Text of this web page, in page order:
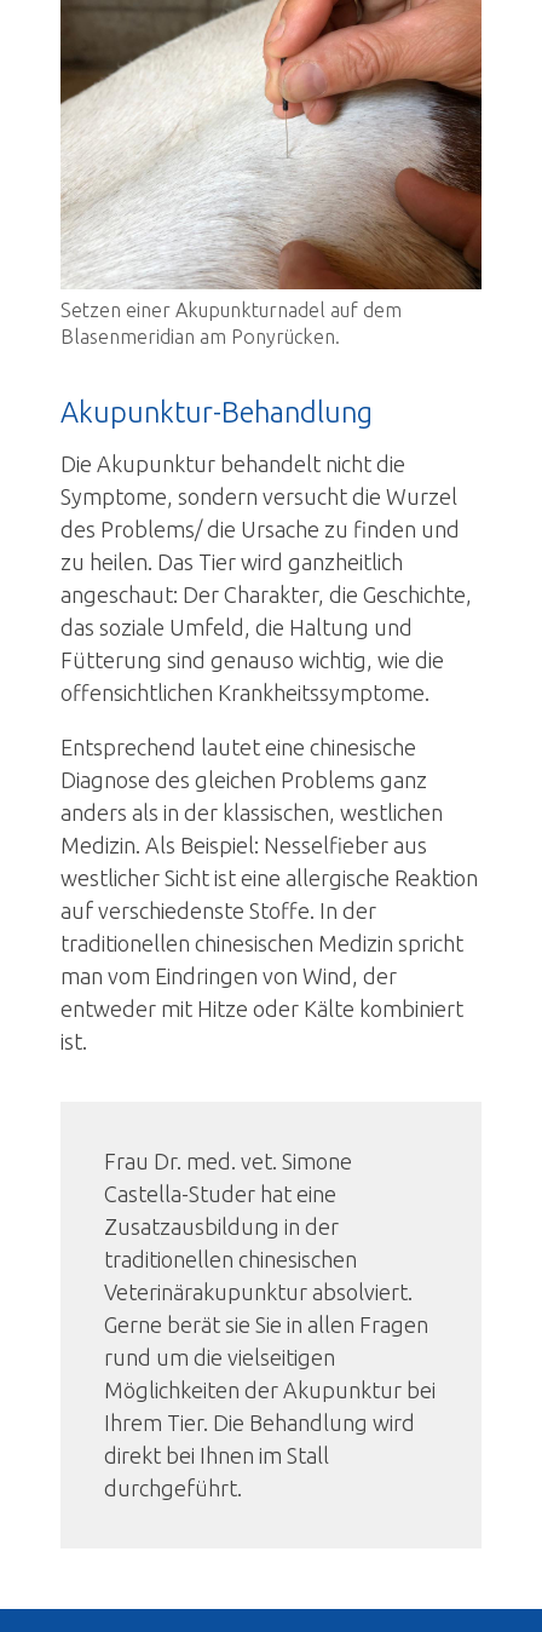
Setzen einer Akupunkturnadel auf dem
Blasenmeridian am Ponyrücken.
Akupunktur-Behandlung
Die Akupunktur behandelt nicht die
Symptome, sondern versucht die Wurzel
des Problems/ die Ursache zu finden und
zu heilen. Das Tier wird ganzheitlich
angeschaut: Der Charakter, die Geschichte,
das soziale Umfeld, die Haltung und
Fütterung sind genauso wichtig, wie die
offensichtlichen Krankheitssymptome.
Entsprechend lautet eine chinesische
Diagnose des gleichen Problems ganz
anders als in der klassischen, westlichen
Medizin. Als Beispiel: Nesselfieber aus
westlicher Sicht ist eine allergische Reaktion
auf verschiedenste Stoffe. In der
traditionellen chinesischen Medizin spricht
man vom Eindringen von Wind, der
entweder mit Hitze oder Kälte kombiniert
ist.
Frau Dr. med. vet. Simone
Castella-Studer hat eine
Zusatzausbildung in der
traditionellen chinesischen
Veterinärakupunktur absolviert.
Gerne berät sie Sie in allen Fragen
rund um die vielseitigen
Möglichkeiten der Akupunktur bei
Ihrem Tier. Die Behandlung wird
direkt bei Ihnen im Stall
durchgeführt.